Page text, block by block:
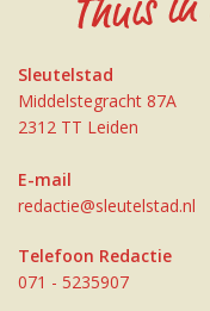
Sleutelstad
Middelstegracht 87A
2312 TT Leiden
E-mail
redactie@sleutelstad.nl
Telefoon Redactie
071 - 5235907